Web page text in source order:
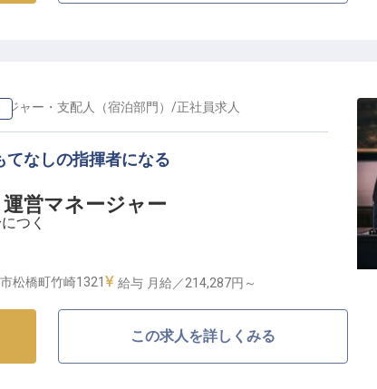
私たちの使命です。
しの心を大切にしています。
タッフ教育、施設管理まで幅広い業務に携わっ
で、あなたのアイデアや経験を存分に活かせる
とワークライフバランスも確保。
運営マネージャー
ジャー・支配人（宿泊部門） /正社員求人
なしの指揮者になる
つく
たい」と思っていただける居心地の良さを大切
松橋町竹崎1321 給与 月給／214,287円～
この求人を詳しくみる